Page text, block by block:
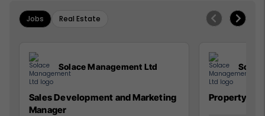
Jobs Real Estate
Solace Management Ltd
Sales Development and Marketing
Manager
Property